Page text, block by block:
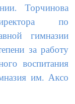
Торчинова
по
гимназии
за работу
воспитания
им. Аксо